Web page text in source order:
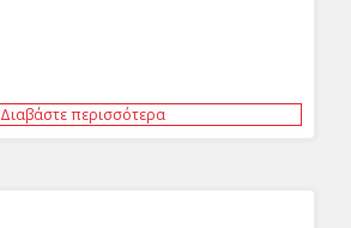
Διαβάστε περισσότερα